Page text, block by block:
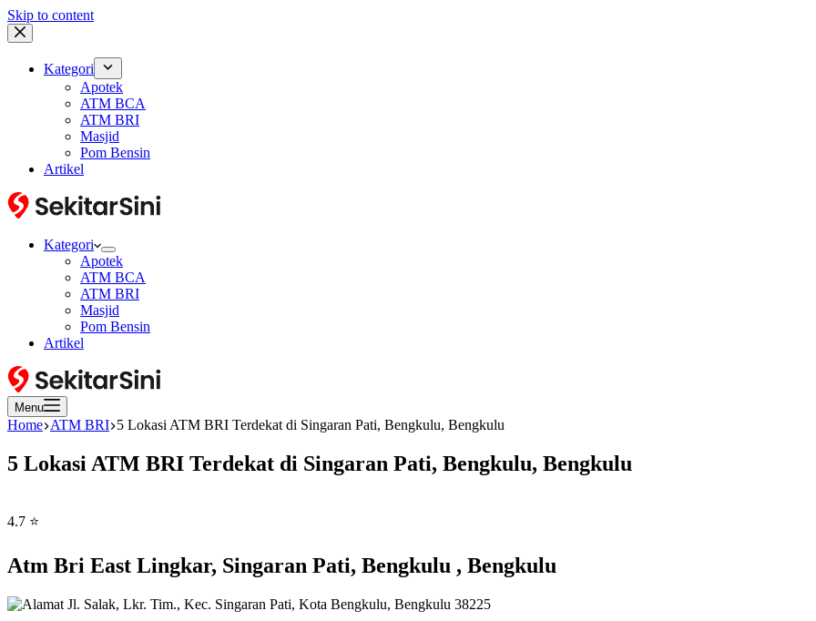
Skip to content
Kategori
Apotek
ATM BCA
ATM BRI
Masjid
Pom Bensin
Artikel
Kategori
Apotek
ATM BCA
ATM BRI
Masjid
Pom Bensin
Artikel
Menu
Home ATM BRI 5 Lokasi ATM BRI Terdekat di Singaran Pati, Bengkulu, Bengkulu
5 Lokasi ATM BRI Terdekat di Singaran Pati, Bengkulu, Bengkulu
4.7 ⭐
Atm Bri East Lingkar, Singaran Pati, Bengkulu , Bengkulu
Jl. Salak, Lkr. Tim., Kec. Singaran Pati, Kota Bengkulu, Bengkulu 38225